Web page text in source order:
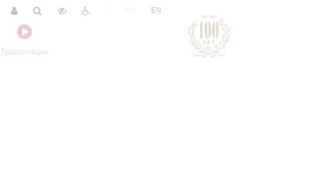
Трансляции
EN